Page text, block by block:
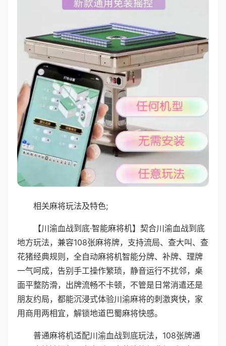
相关麻将玩法及特色;
【川渝血战到底·智能麻将机】契合川渝血战到底
地方玩法，兼容108张麻将牌，支持流局、查大叫、查
花猪经典规则，全自动麻将机智能分牌、补牌、理牌
一气呵成，告别手工操作繁琐，静音运行不扰邻，桌
面平整防滑，出牌流畅不卡顿，不管是日常消遣还是
朋友约局，都能沉浸式体验川渝麻将的刺激爽快，家
用商用两相宜，解锁地道巴蜀麻将快感。
普通麻将机适配川渝血战到底玩法，108张牌通